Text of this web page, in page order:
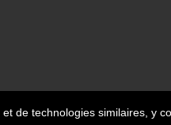
de technologies similaires, y